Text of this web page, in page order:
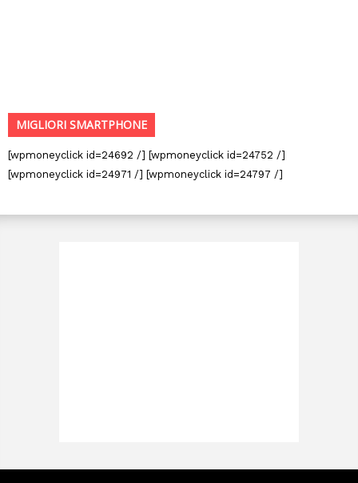
MIGLIORI SMARTPHONE
[wpmoneyclick id=24692 /] [wpmoneyclick id=24752 /]
[wpmoneyclick id=24971 /] [wpmoneyclick id=24797 /]